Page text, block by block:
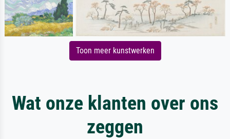
Toon meer kunstwerken
Wat onze klanten over ons
zeggen